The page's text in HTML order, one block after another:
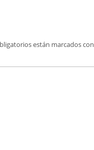
están marcados con